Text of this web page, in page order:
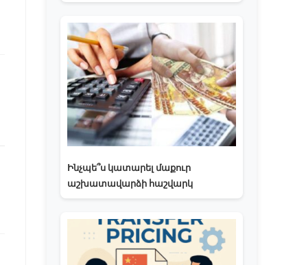
Ինչպե՞ս կատարել մաքուր
աշխատավարձի հաշվարկ